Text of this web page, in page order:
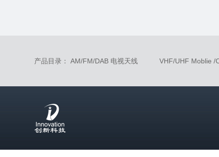
产品目录： AM/FM/DAB 电视天线 VHF/UHF Moblie /